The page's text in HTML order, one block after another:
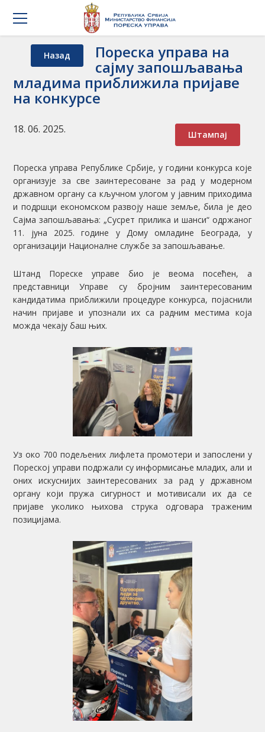
Назад Пореска управа на
сајму запошљавања
младима приближила пријаве
на конкурсе
Штампај
18. 06. 2025.
Пореска управа Републике Србије, у години конкурса које
организује за све заинтересоване за рад у модерном
државном органу са кључном улогом у јавним приходима
и подршци економском развоју наше земље, била је део
Сајма запошљавања: „Сусрет прилика и шанси“ одржаног
11. јуна 2025. године у Дому омладине Београда, у
организацији Националне службе за запошљавање.
Штанд Пореске управе био је веома посећен, а
представници Управе су бројним заинтересованим
кандидатима приближили процедуре конкурса, појаснили
начин пријаве и упознали их са радним местима која
можда чекају баш њих.
Уз око 700 подељених лифлета промотери и запослени у
Пореској управи подржали су информисање младих, али и
оних искуснијих заинтересованих за рад у државном
органу који пружа сигурност и мотивисали их да се
пријаве уколико њихова струка одговара траженим
позицијама.